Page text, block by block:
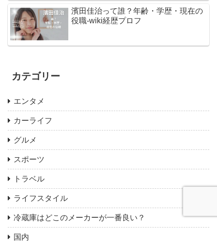
濱田佳治って誰？年齢・学歴・現在の
役職-wiki経歴プロフ
カテゴリー
エンタメ
カーライフ
グルメ
スポーツ
トラベル
ライフスタイル
冷蔵庫はどこのメーカーが一番良い？
国内